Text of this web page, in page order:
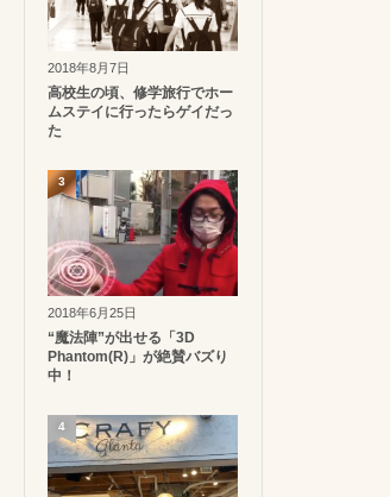
2018年8月7日
高校生の頃、修学旅行でホー
ムステイに行ったらゲイだっ
た
2018年6月25日
“魔法陣”が出せる「3D
Phantom(R)」が絶賛バズり
中！
3
4